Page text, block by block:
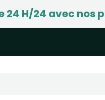
24 H/24 avec nos